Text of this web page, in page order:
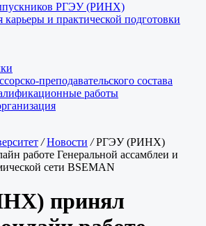
РГЭУ (РИНХ)
карьеры и практической подготовки
преподавательского состава
работы
/Новости /РГЭУ (РИНХ)
работе Генеральной ассамблеи и
сети BSEMAN
принял